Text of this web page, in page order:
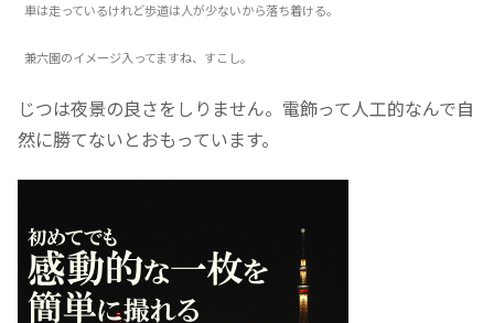
車は走っているけれど歩道は人が少ないから落ち着ける。
兼六園のイメージ入ってますね、すこし。
じつは夜景の良さをしりません。電飾って人工的なんで自
然に勝てないとおもっています。